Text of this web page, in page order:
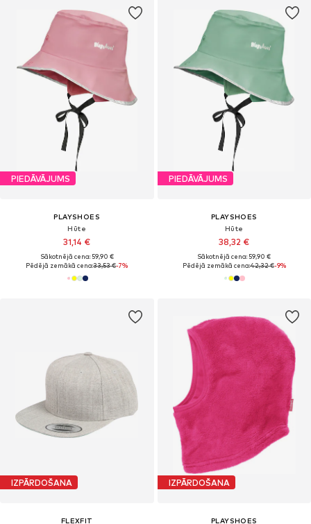
PIEDĀVĀJUMS
PLAYSHOES
Hūte
31,14 €
Sākotnējā cena: 59,90 €
Pēdējā zemākā cena:33,53 €-7%
PIEDĀVĀJUMS
PLAYSHOES
Hūte
38,32 €
Sākotnējā cena: 59,90 €
Pēdējā zemākā cena:42,32 €-9%
IZPĀRDOŠANA
FLEXFIT
IZPĀRDOŠANA
PLAYSHOES